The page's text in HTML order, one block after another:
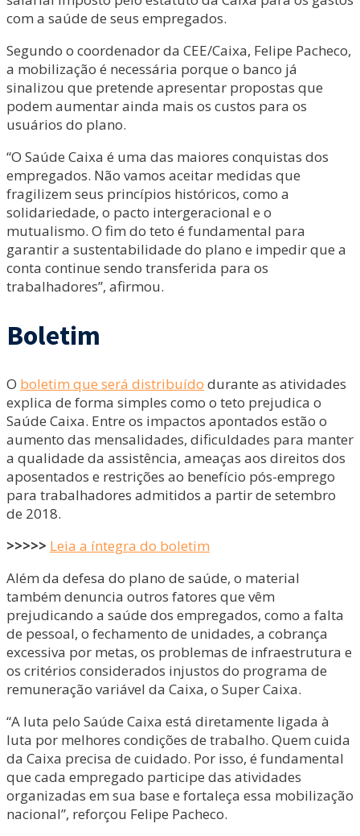
com a saúde de seus empregados.
Segundo o coordenador da CEE/Caixa, Felipe Pacheco,
a mobilização é necessária porque o banco já
sinalizou que pretende apresentar propostas que
podem aumentar ainda mais os custos para os
usuários do plano.
“O Saúde Caixa é uma das maiores conquistas dos
empregados. Não vamos aceitar medidas que
fragilizem seus princípios históricos, como a
solidariedade, o pacto intergeracional e o
mutualismo. O fim do teto é fundamental para
garantir a sustentabilidade do plano e impedir que a
conta continue sendo transferida para os
trabalhadores”, afirmou.
Boletim
O boletim que será distribuído durante as atividades
explica de forma simples como o teto prejudica o
Saúde Caixa. Entre os impactos apontados estão o
aumento das mensalidades, dificuldades para manter
a qualidade da assistência, ameaças aos direitos dos
aposentados e restrições ao benefício pós-emprego
para trabalhadores admitidos a partir de setembro
de 2018.
>>>>> Leia a íntegra do boletim
Além da defesa do plano de saúde, o material
também denuncia outros fatores que vêm
prejudicando a saúde dos empregados, como a falta
de pessoal, o fechamento de unidades, a cobrança
excessiva por metas, os problemas de infraestrutura e
os critérios considerados injustos do programa de
remuneração variável da Caixa, o Super Caixa.
“A luta pelo Saúde Caixa está diretamente ligada à
luta por melhores condições de trabalho. Quem cuida
da Caixa precisa de cuidado. Por isso, é fundamental
que cada empregado participe das atividades
organizadas em sua base e fortaleça essa mobilização
nacional”, reforçou Felipe Pacheco.